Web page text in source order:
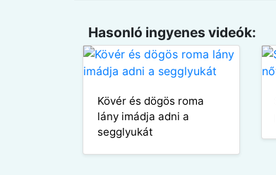
Hasonló ingyenes videók:
Kövér és dögös roma
lány imádja adni a
segglyukát